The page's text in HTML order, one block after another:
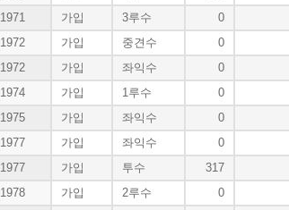
1971 가입 3루수 0
1972 가입 중견수 0
1972 가입 좌익수 0
1974 가입 1루수 0
1975 가입 좌익수 0
1977 가입 좌익수 0
1977 가입 투수 317
1978 가입 2루수 0